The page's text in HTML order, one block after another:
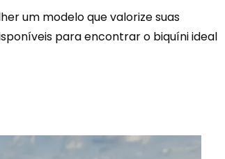
um modelo que valorize suas
para encontrar o biquíni ideal